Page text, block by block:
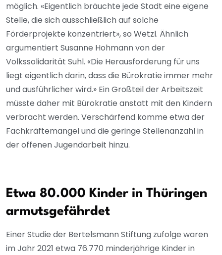
möglich. «Eigentlich bräuchte jede Stadt eine eigene
Stelle, die sich ausschließlich auf solche
Förderprojekte konzentriert», so Wetzl. Ähnlich
argumentiert Susanne Hohmann von der
Volkssolidarität Suhl. «Die Herausforderung für uns
liegt eigentlich darin, dass die Bürokratie immer mehr
und ausführlicher wird.» Ein Großteil der Arbeitszeit
müsste daher mit Bürokratie anstatt mit den Kindern
verbracht werden. Verschärfend komme etwa der
Fachkräftemangel und die geringe Stellenanzahl in
der offenen Jugendarbeit hinzu.
Etwa 80.000 Kinder in Thüringen
armutsgefährdet
Einer Studie der Bertelsmann Stiftung zufolge waren
im Jahr 2021 etwa 76.770 minderjährige Kinder in